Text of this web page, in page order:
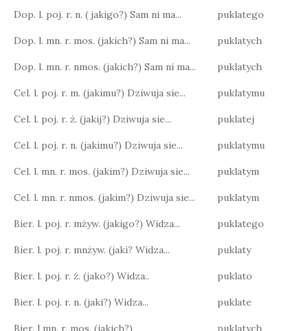
Dop. l. poj. r. n. ( jakigo?) Sam ni ma... puklatego
Dop. l. mn. r. mos. (jakich?) Sam ni ma... puklatych
Dop. l. mn. r. nmos. (jakich?) Sam ni ma... puklatych
Cel. l. poj. r. m. (jakimu?) Dziwuja sie... puklatymu
Cel. l. poj. r. ż. (jakij?) Dziwuja sie... puklatej
Cel. l. poj. r. n. (jakimu?) Dziwuja sie... puklatymu
Cel. l. mn. r. mos. (jakim?) Dziwuja sie... puklatym
Cel. l. mn. r. nmos. (jakim?) Dziwuja sie... puklatym
Bier. l. poj. r. mżyw. (jakigo?) Widza... puklatego
Bier. l. poj. r. mnżyw. (jaki? Widza... puklaty
Bier. l. poj. r. ż. (jako?) Widza.. puklato
Bier. l. poj. r. n. (jaki?) Widza... puklate
Bier. l mn. r. mos. (jakich?)
puklatych